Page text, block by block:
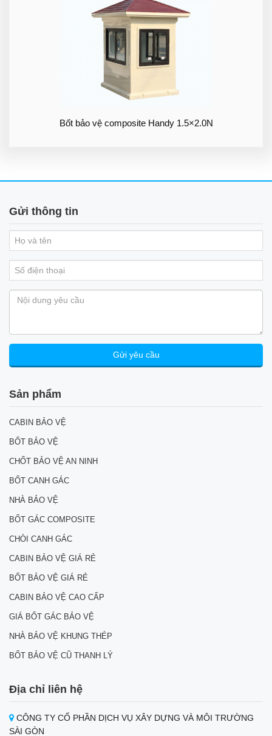
Bốt bảo vệ composite Handy 1.5×2.0N
Gửi thông tin
Sản phẩm
CABIN BẢO VỆ
BỐT BẢO VỆ
CHỐT BẢO VỆ AN NINH
BỐT CANH GÁC
NHÀ BẢO VỆ
BỐT GÁC COMPOSITE
CHÒI CANH GÁC
CABIN BẢO VỆ GIÁ RẺ
BỐT BẢO VỆ GIÁ RẺ
CABIN BẢO VỆ CAO CẤP
GIÁ BỐT GÁC BẢO VỆ
NHÀ BẢO VỆ KHUNG THÉP
BỐT BẢO VỆ CŨ THANH LÝ
Địa chỉ liên hệ
CÔNG TY CỔ PHẦN DỊCH VỤ XÂY DỰNG VÀ MÔI TRƯỜNG
SÀI GÒN